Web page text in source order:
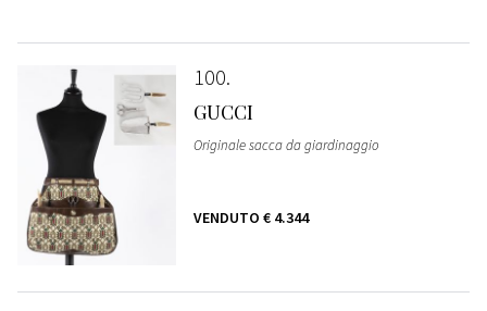
100
GUCCI
Originale sacca da giardinaggio
VENDUTO € 4.344